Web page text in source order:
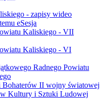
- zapisy wideo
eSesja
Kaliskiego - VII
Kaliskiego - VI
Radnego Powiatu
Bohaterów II wojny światowej
Kultury i Sztuki Ludowej